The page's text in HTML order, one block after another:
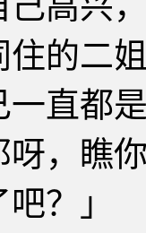
住的二
一直都
瞧你
？」